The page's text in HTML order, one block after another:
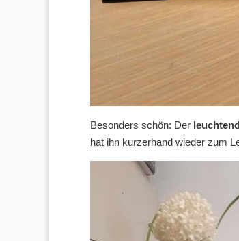
Besonders schön: Der
hat ihn kurzerhand wieder zum